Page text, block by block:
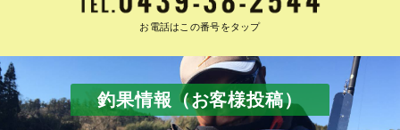
お電話はこの番号をタップ
釣果情報（お客様投稿）